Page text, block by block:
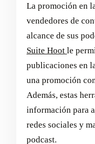
La promoción en
vendedores de
alcance de sus
Suite Hoot le
publicaciones en
una promoción
Además, estas
información para
redes sociales y
podcast.